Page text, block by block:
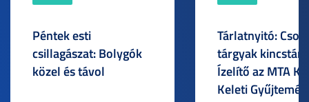
Péntek esti
csillagászat: Bolygók
közel és távol
Tárlatnyitó:
tárgyak
Ízelítő az MTA
Keleti